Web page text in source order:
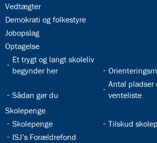
32.24:
Vedtægter
32.25:
Demokrati og folkestyre
32.26:
Jobopslag
32.27:
Optagelse
32.28:
Et trygt og langt skoleliv
begynder her
32.29:
32.30:
Sådan gør du
32.31:
Antal pladser
venteliste
32.32:
Skolepenge
32.33:
Skolepenge 32.34:
Tilskud
32.35:
ISJ’s Forældrefond